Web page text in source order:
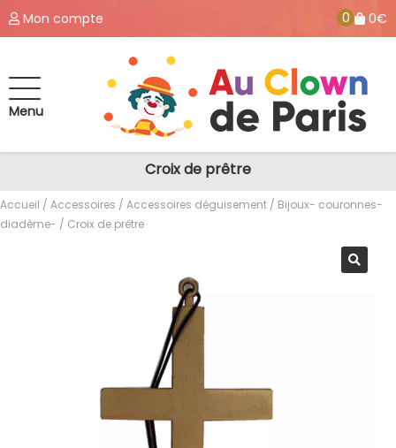
Mon compte 0 0€
Menu
Croix de prêtre
Accueil / Accessoires / Accessoires déguisement / Bijoux- couronnes-
diadème- / Croix de prêtre